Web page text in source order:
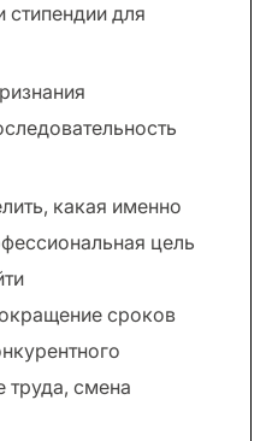
стипендии для
какая именно
цель
сроков
труда, смена